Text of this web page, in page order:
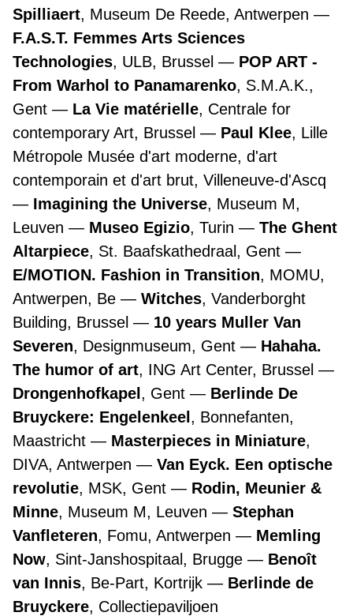
Spilliaert, Museum De Reede, Antwerpen
F.A.S.T. Femmes Arts Sciences
Technologies, ULB, Brussel
POP ART -
From Warhol to Panamarenko, S.M.A.K.,
Gent
La Vie matérielle, Centrale for
contemporary Art, Brussel
Paul Klee, Lille
Métropole Musée d'art moderne, d'art
contemporain et d'art brut, Villeneuve-d'Ascq
Imagining the Universe, Museum M,
Leuven
Museo Egizio, Turin
The Ghent
Altarpiece, St. Baafskathedraal, Gent
E/MOTION. Fashion in Transition, MOMU,
Antwerpen, Be
Witches, Vanderborght
Building, Brussel
10 years Muller Van
Severen, Designmuseum, Gent
Hahaha.
The humor of art, ING Art Center, Brussel
Drongenhofkapel , Gent
Berlinde De
Bruyckere: Engelenkeel , Bonnefanten,
Maastricht
Masterpieces in Miniature,
DIVA, Antwerpen
Van Eyck. Een optische
revolutie, MSK, Gent
Rodin, Meunier &
Minne, Museum M, Leuven
Stephan
Vanfleteren, Fomu, Antwerpen
Memling
Now, Sint-Janshospitaal, Brugge
Benoît
van Innis, Be-Part, Kortrijk
Berlinde de
Bruyckere, Collectiepaviljoen